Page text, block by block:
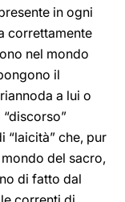
in ogni
correttamente
nel mondo
il
a lui o
“laicità” che, pur
del sacro,
di fatto dal